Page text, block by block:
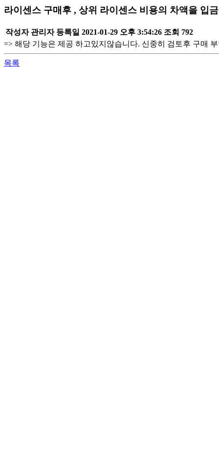
라이센스 구매후 , 상위 라이센스 비용의 차액을 입
작성자 관리자 등록일 2021-01-29 오후 3:54:26 조회 792
=> 해당 기능은 제공 하고있지않습니다. 신중히 검토후 구매
목록